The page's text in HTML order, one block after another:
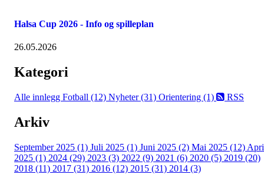
Halsa Cup 2026 - Info og spilleplan
26.05.2026
Kategori
Alle innlegg Fotball (12) Nyheter (31) Orientering (1) RSS
Arkiv
September 2025 (1) Juli 2025 (1) Juni 2025 (2) Mai 2025 (12)
2025 (1) 2024 (29) 2023 (3) 2022 (9) 2021 (6) 2020 (5) 2019 (20)
2018 (11) 2017 (31) 2016 (12) 2015 (31) 2014 (3)